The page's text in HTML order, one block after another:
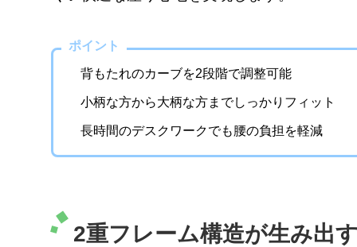
ポイント
背もたれのカーブを2段階で調整可能
小柄な方から大柄な方までしっかりフィット
長時間のデスクワークでも腰の負担を軽減
2重フレーム構造が生み出